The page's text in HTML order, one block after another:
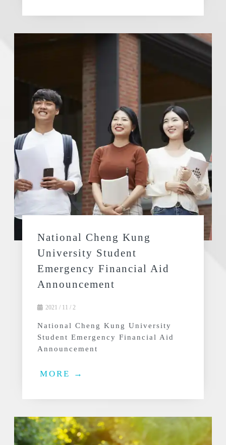
National Cheng Kung
University Student
Emergency Financial Aid
Announcement
2021 / 11 / 2
National Cheng Kung University
Student Emergency Financial Aid
Announcement
MORE →